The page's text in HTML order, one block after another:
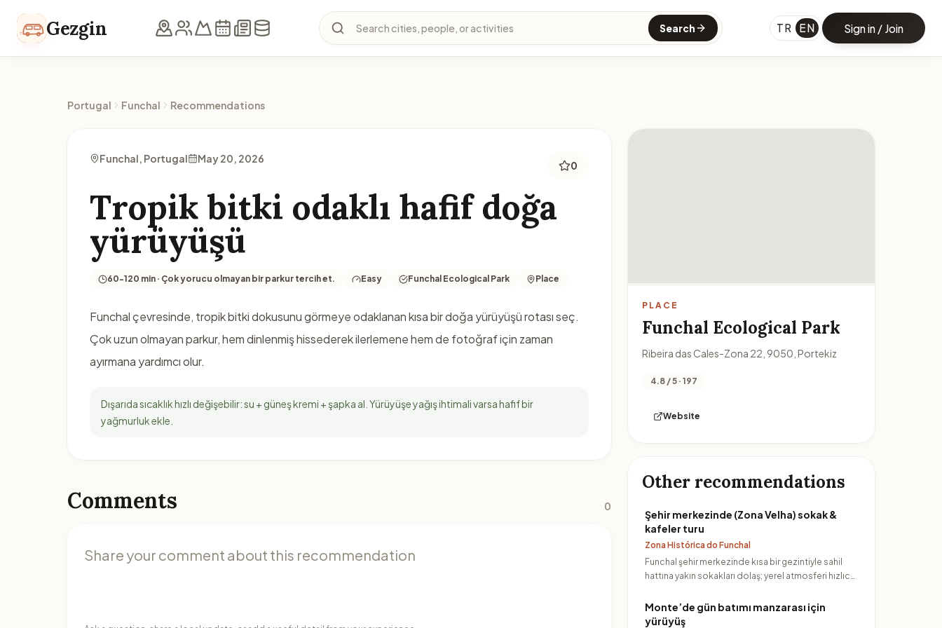
Gezgin Search cities, people, or activities Search TR EN Sign in / Join
Portugal Funchal Recommendations
Funchal, Portugal May 20, 2026
0
Tropik bitki odaklı hafif doğa
yürüyüşü
60-120 min · Çok yorucu olmayan bir parkur tercih et. Easy Funchal Ecological Park Place
Funchal çevresinde, tropik bitki dokusunu görmeye odaklanan kısa bir doğa yürüyüşü rotası seç.
Çok uzun olmayan parkur, hem dinlenmiş hissederek ilerlemene hem de fotoğraf için zaman
ayırmana yardımcı olur.
Dışarıda sıcaklık hızlı değişebilir: su + güneş kremi + şapka al. Yürüyüşe yağış ihtimali varsa hafif bir
yağmurluk ekle.
Comments 0
PLACE
Funchal Ecological Park
Ribeira das Cales-Zona 22, 9050, Portekiz
4.8 / 5 · 197
Website
Other recommendations
Şehir merkezinde (Zona Velha) sokak &
kafeler turu
Zona Histórica do Funchal
Funchal şehir merkezinde kısa bir gezintiyle sahil
hattına yakın sokakları dolaş; yerel atmosferi hızlıca
Monte’de gün batımı manzarası için
yürüyüş